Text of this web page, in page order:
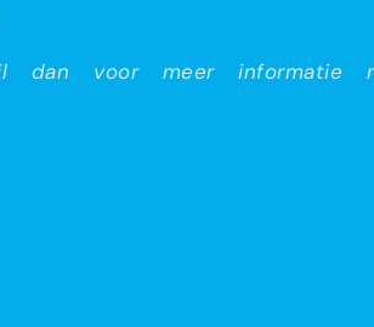
dan voor meer informatie